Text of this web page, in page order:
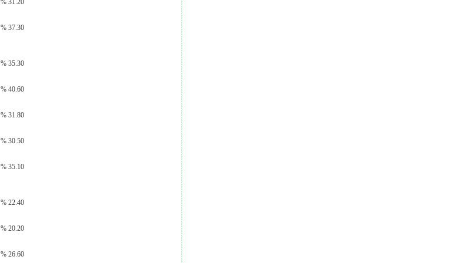
% 31.20
% 37.30
% 35.30
% 40.60
% 31.80
% 30.50
% 35.10
% 22.40
% 20.20
% 26.60